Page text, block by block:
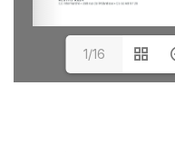
1/16